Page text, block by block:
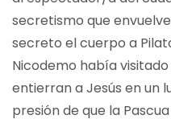
secretismo que
secreto el cuerpo a
Nicodemo había
entierran a Jesús en un
presión de que la